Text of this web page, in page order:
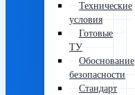
Технические
условия
Готовые
ТУ
Обоснование
безопасности
Стандарт